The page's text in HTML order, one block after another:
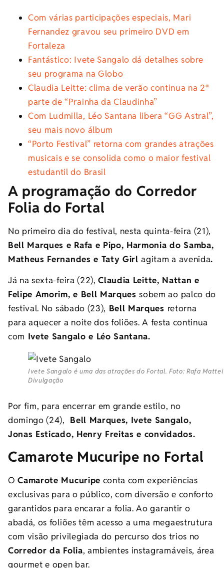
Com várias participações especiais, Mari
Fernandez gravou seu primeiro DVD em
Fortaleza
Fantástico: Ivete Sangalo dá detalhes sobre
seu programa na Globo
Claudia Leitte: clima de verão continua na 2ª
parte de “Prainha da Claudinha”
Com Ludmilla, Léo Santana libera “GG Astral”,
seu mais novo álbum
“Porto Festival” retorna com grandes atrações
musicais e se consolida como o maior festival
estudantil do Brasil
A programação do Corredor
Folia do Fortal
No primeiro dia do festival, nesta quinta-feira (21),
Bell Marques e Rafa e Pipo, Harmonia do Samba,
Matheus Fernandes e Taty Girlagitam a avenida.
Já na sexta-feira (22),Claudia Leitte, Nattan e
Felipe Amorim, e Bell Marquessobem ao palco do
festival. No sábado (23), Bell Marques retorna
para aquecer a noite dos foliões. A festa continua
com Ivete Sangalo e Léo Santana.
Ivete Sangalo é uma das atrações do Fortal. Foto: Rafa
Divulgação
Por fim, para encerrar em grande estilo, no
domingo (24), Bell Marques, Ivete Sangalo,
Jonas Esticado, Henry Freitas e convidados.
Camarote Mucuripe no Fortal
OCamarote Mucuripe conta com experiências
exclusivas para o público, com diversão e conforto
garantidos para encarar a folia. Ao garantir o
abadá, os foliões têm acesso a uma megaestrutura
com visão privilegiada do percurso dos trios no
Corredor da Folia, ambientes instagramáveis, área
gourmet e open bar.